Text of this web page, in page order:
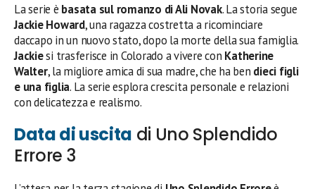
La serie è basata sul romanzo di Ali Novak. La storia segue
Jackie Howard, una ragazza costretta a ricominciare
daccapo in un nuovo stato, dopo la morte della sua famiglia.
Jackiesi trasferisce in Colorado a vivere con Katherine
Walter, la migliore amica di sua madre, che ha ben dieci figli
e una figlia. La serie esplora crescita personale e relazioni
con delicatezza e realismo.
Data di uscita di Uno Splendido
Errore 3